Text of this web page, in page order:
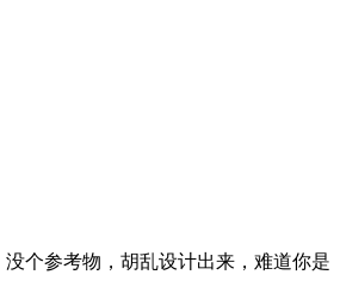
个参考物，胡乱设计出来，难道你是